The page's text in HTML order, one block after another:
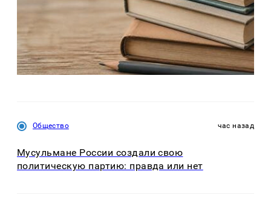
Общество час назад
Мусульмане России создали свою
политическую партию: правда или нет